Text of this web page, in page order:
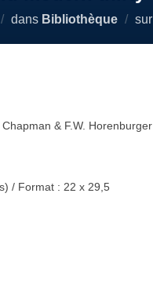
dans Bibliothèque sur
& F.W. Horenburger
/ Format : 22 x 29,5